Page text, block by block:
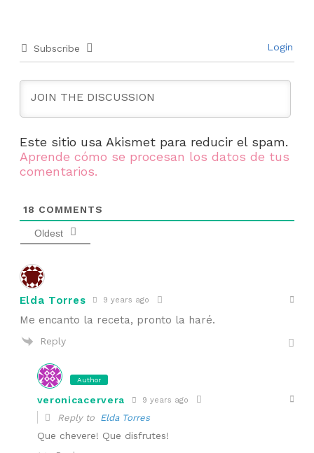
Subscribe Login
Este sitio usa Akismet para reducir el spam.
Aprende cómo se procesan los datos de tus
comentarios.
18 COMMENTS
Oldest
Elda Torres 9 years ago
Me encanto la receta, pronto la haré.
Reply
Author
veronicacervera 9 years ago
Reply to Elda Torres
Que chevere! Que disfrutes!